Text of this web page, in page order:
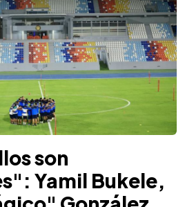
son
Yamil Bukele,